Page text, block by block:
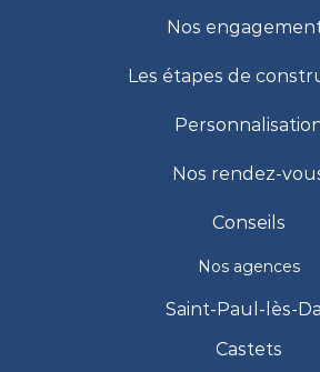
Nos
Les étapes de
Nos rendez-
Conseils
Nos agences
Saint-Paul-lès-
Castets